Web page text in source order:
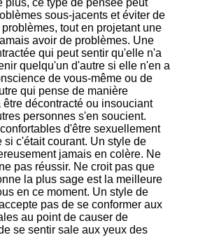
plus, ce type de pensée peut
sous-jacents et éviter de
tout en projetant une
avoir de problèmes. Une
qui peut sentir qu'elle n'a
quelqu'un d'autre si elle n'en a
de vous-même ou de
qui pense de manière
décontracté ou insouciant
personnes s'en soucient.
d'être sexuellement
si c'était courant. Un style de
jamais en colère. Ne
pas réussir. Ne croit pas que
la plus sage est la meilleure
en ce moment. Un style de
pas de se conformer aux
au point de causer de
se sentir sale aux yeux des